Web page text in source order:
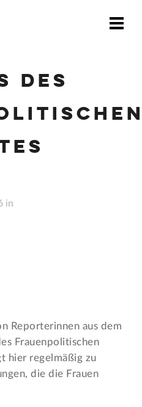
des
in
Reporterinnen aus dem
Frauen­politischen
hier regelmäßig zu
die die Frauen